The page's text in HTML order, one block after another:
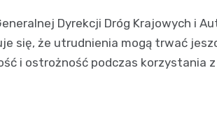
Dyrekcji Dróg Krajowych i
się, że utrudnienia mogą trwać
i ostrożność podczas korzystania